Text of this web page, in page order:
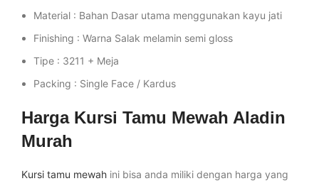
Material : Bahan Dasar utama menggunakan kayu jati
Finishing : Warna Salak melamin semi gloss
Tipe : 3211 + Meja
Packing : Single Face / Kardus
Harga Kursi Tamu Mewah Aladin
Murah
Kursi tamu mewah ini bisa anda miliki dengan harga yang